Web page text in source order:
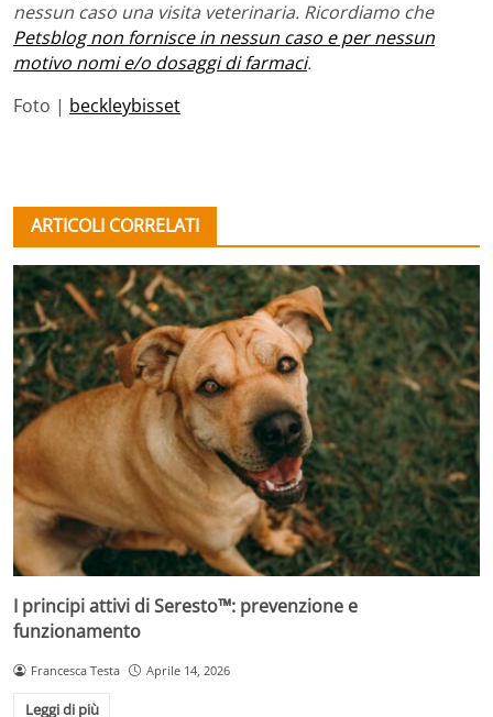
nessun caso una visita veterinaria. Ricordiamo che
Petsblog non fornisce in nessun caso e per nessun
motivo nomi e/o dosaggi di farmaci.
Foto | beckleybisset
ARTICOLI CORRELATI
I principi attivi di Seresto™: prevenzione e
funzionamento
Francesca Testa Aprile 14, 2026
Leggi di più